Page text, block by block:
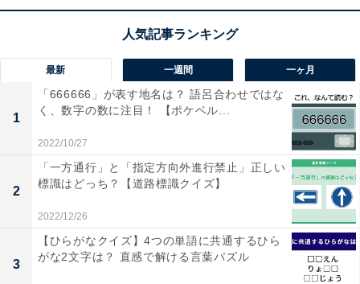
1 2
最新 一週間 一ヶ月
1
「666666」が表す地名は？ 語呂合わせではな
く、数字の数に注目！ 【ポケベル...
2022/10/27
2
「一方通行」と「指定方向外進行禁止」正しい
標識はどっち？【道路標識クイズ】
2022/12/26
3
【ひらがなクイズ】4つの単語に共通するひら
がな2文字は？ 直感で解ける言葉パズル